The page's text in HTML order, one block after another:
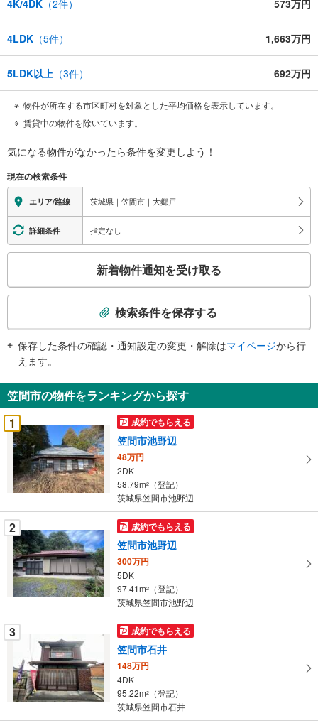
4K/4DK （2件） 573万円
4LDK （5件） 1,663万円
5LDK以上 （3件） 692万円
物件が所在する市区町村を対象とした平均価格を表示しています。
賃貸中の物件を除いています。
気になる物件がなかったら条件を変更しよう！
現在の検索条件
エリア/路線 茨城県｜笠間市｜大郷戸
詳細条件 指定なし
検
知
を
受
け
取
・
条
件
を
マ
イ
ペ
ー
に
保
す
る
新着物件通知を受け取る
検索条件を保存する
保存した条件の確認・通知設定の変更・解除はマイページから行
えます。
笠間市の物件をランキングから探す
1
成約でもらえる
笠間市池野辺
48万円
2DK
58.79m2
（登記）
茨城県笠間市池野辺
2 成約でもらえる
笠間市池野辺
300万円
5DK
97.41m2
（登記）
茨城県笠間市池野辺
3 成約でもらえる
笠間市石井
148万円
4DK
95.22m2
（登記）
茨城県笠間市石井